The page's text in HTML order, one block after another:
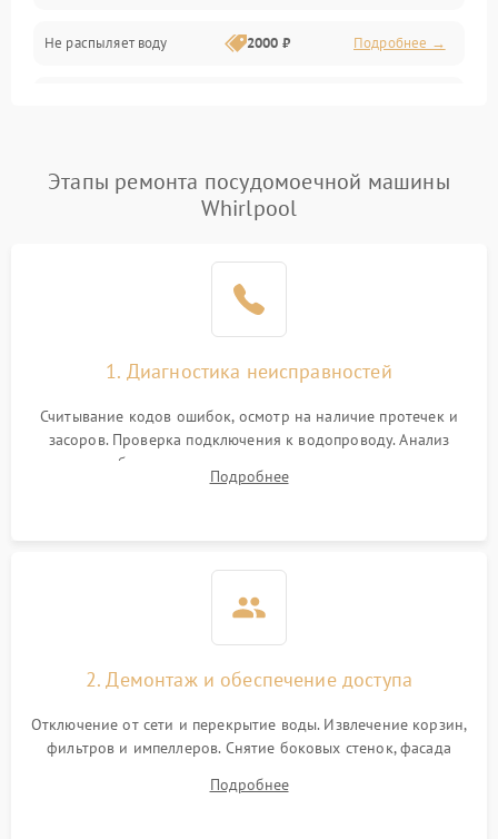
Программное обеспечение
Не распыляет воду 2000 ₽ Подробнее →
Проблемы с набором
воды
1800 ₽ Подробнее →
1700 ₽
циркуляционным насосом
2100 ₽ Подробнее →
Этапы ремонта посудомоечной машины
Whirlpool
1. Диагностика неисправностей
Считывание кодов ошибок, осмотр на наличие протечек и
засоров. Проверка подключения к водопроводу. Анализ
жалоб на отсутствие слива, нагрева, вращения
разбрызгивателей или срабатывание системы защиты
Подробнее
2. Демонтаж и обеспечение доступа
Отключение от сети и перекрытие воды. Извлечение корзин,
фильтров и импеллеров. Снятие боковых стенок, фасада
циркуляционному насосу, ТЭНу и сливной помпе.
Подробнее